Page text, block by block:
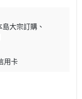
島大宗訂購
用卡